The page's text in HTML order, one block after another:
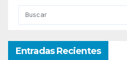
Entradas Recientes